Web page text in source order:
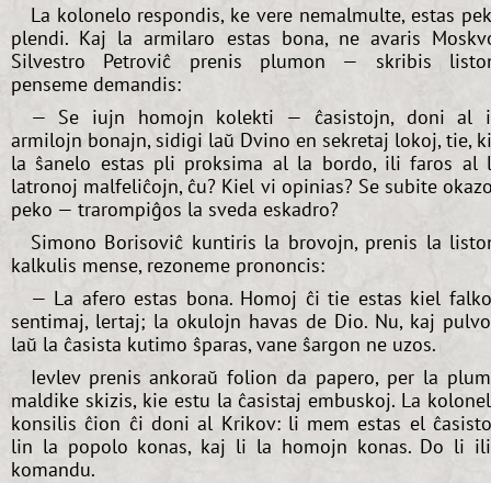
La kolonelo respondis, ke vere nemalmulte, estas
plendi. Kaj la armilaro estas bona, ne avaris
Silvestro Petroviĉ prenis plumon — skribis
penseme demandis:
— Se iujn homojn kolekti — ĉasistojn, doni al
armilojn bonajn, sidigi laŭ Dvino en sekretaj lokoj, tie,
la ŝanelo estas pli proksima al la bordo, ili faros al
latronoj malfeliĉojn, ĉu? Kiel vi opinias? Se subite
peko — trarompiĝos la sveda eskadro?
Simono Borisoviĉ kuntiris la brovojn, prenis la
kalkulis mense, rezoneme prononcis:
— La afero estas bona. Homoj ĉi tie estas kiel
sentimaj, lertaj; la okulojn havas de Dio. Nu, kaj
laŭ la ĉasista kutimo ŝparas, vane ŝargon ne uzos.
Ievlev prenis ankoraŭ folion da papero, per la
maldike skizis, kie estu la ĉasistaj embuskoj. La
konsilis ĉion ĉi doni al Krikov: li mem estas el
lin la popolo konas, kaj li la homojn konas. Do li
komandu.